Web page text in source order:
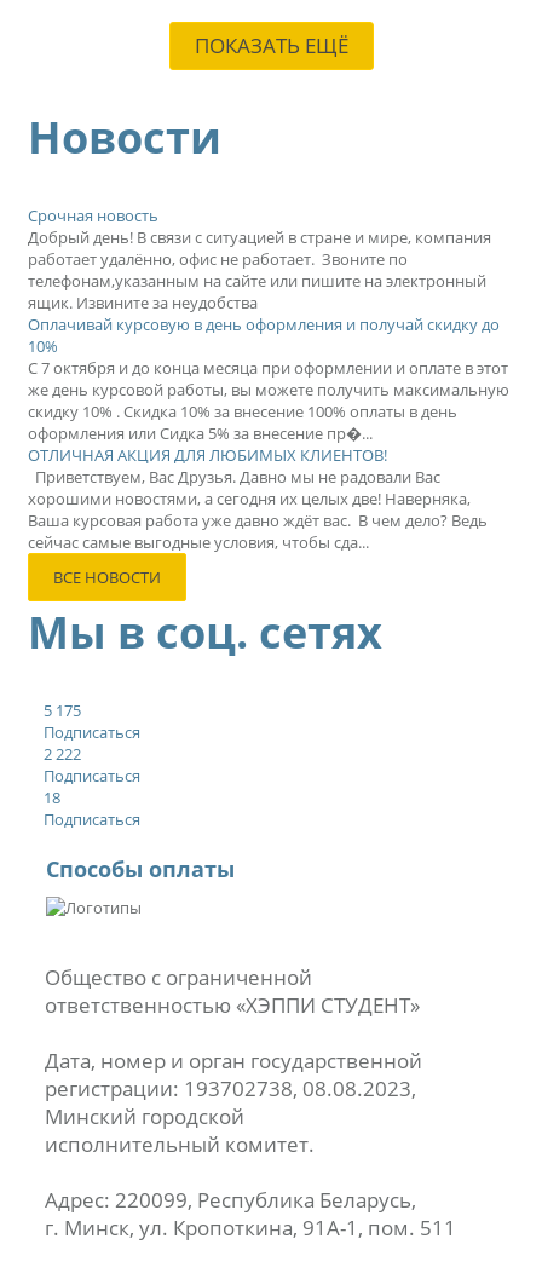
ПОКАЗАТЬ ЕЩЁ
Новости
Срочная новость
Добрый день! В связи с ситуацией в стране и мире, компания
работает удалённо, офис не работает. Звоните по
телефонам,указанным на сайте или пишите на электронный
ящик. Извините за неудобства
Оплачивай курсовую в день оформления и получай скидку до
10%
С 7 октября и до конца месяца при оформлении и оплате в этот
же день курсовой работы, вы можете получить максимальную
скидку 10% . Скидка 10% за внесение 100% оплаты в день
оформления или Сидка 5% за внесение пр�...
ОТЛИЧНАЯ АКЦИЯ ДЛЯ ЛЮБИМЫХ КЛИЕНТОВ!
Приветствуем, Вас Друзья. Давно мы не радовали Вас
хорошими новостями, а сегодня их целых две! Наверняка,
Ваша курсовая работа уже давно ждёт вас. В чем дело? Ведь
сейчас самые выгодные условия, чтобы сда...
ВСЕ НОВОСТИ
Мы в соц. сетях
5 175
Подписаться
2 222
Подписаться
18
Подписаться
Способы оплаты
Общество с ограниченной
ответственностью «ХЭППИ СТУДЕНТ»
Дата, номер и орган государственной
регистрации: 193702738, 08.08.2023,
Минский городской
исполнительный комитет.
Адрес: 220099, Республика Беларусь,
г. Минск, ул. Кропоткина, 91А-1, пом. 511